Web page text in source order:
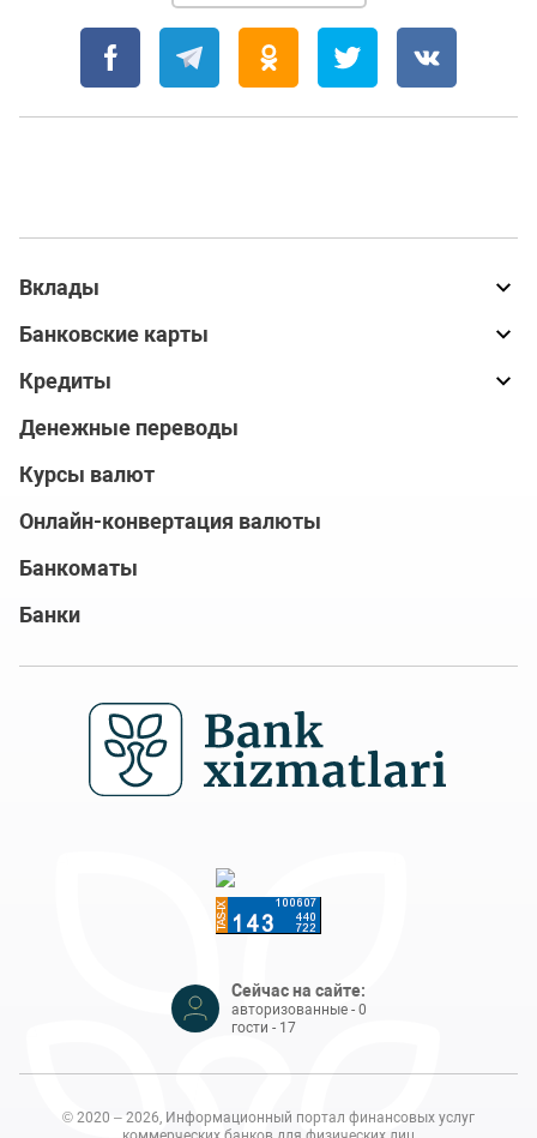
Вклады
Банковские карты
Кредиты
Денежные переводы
Курсы валют
Онлайн-конвертация валюты
Банкоматы
Банки
Сейчас на сайте:
авторизованные - 0
гости - 17
© 2020 – 2026, Информационный портал финансовых услуг